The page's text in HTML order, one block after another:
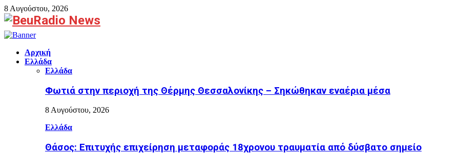
8 Αυγούστου, 2026
Facebook
Αρχική
Ελλάδα
Ελλάδα
Φωτιά στην περιοχή της Θέρμης Θεσσαλονίκης – Σηκώθηκαν εναέρια μέσα
8 Αυγούστου, 2026
Ελλάδα
Θάσος: Επιτυχής επιχείρηση μεταφοράς 18χρονου τραυματία από δύσβατο σημείο